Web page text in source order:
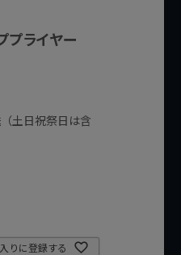
プライヤー
土日祝祭日は含
りに登録する